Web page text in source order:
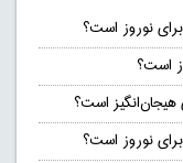
برای نوروز است؟
است؟
هیجان‌انگیز است؟
برای نوروز است؟